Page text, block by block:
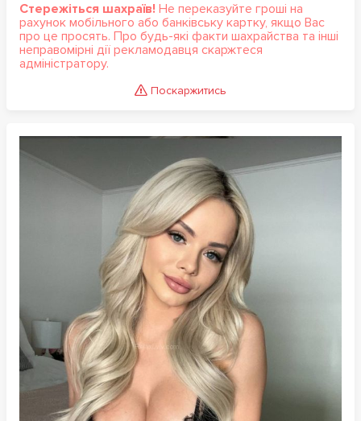
Стережіться шахраїв! Не переказуйте гроші на
рахунок мобільного або банківську картку, якщо Вас
про це просять. Про будь-які факти шахрайства та інші
неправомірні дії рекламодавця скаржтеся
адміністратору.
Поскаржитись